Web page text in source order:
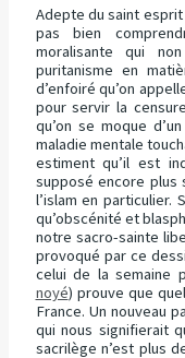
Adepte du saint esprit
pas bien
moralisante qui
puritanisme en
d’enfoiré qu’on
pour servir la
qu’on se moque
maladie mentale
estiment qu’il est
supposé encore plus
l’islam en particulier.
qu’obscénité et
notre sacro-sainte
provoqué par ce
celui de la semaine
noyé) prouve que
France. Un nouveau
qui nous signifierait
sacrilège n’est plus